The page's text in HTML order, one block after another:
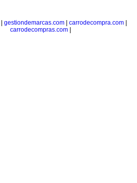
gestiondemarcas.com carrodecompra.com
carrodecompras.com|